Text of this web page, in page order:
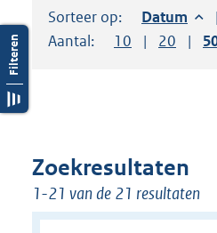
Sorteer op: Sorteer op:
Datum
Aantal:
Toon
10 resultaten
Toon
20
Zoekresultaten
1-21 van de 21 resultaten